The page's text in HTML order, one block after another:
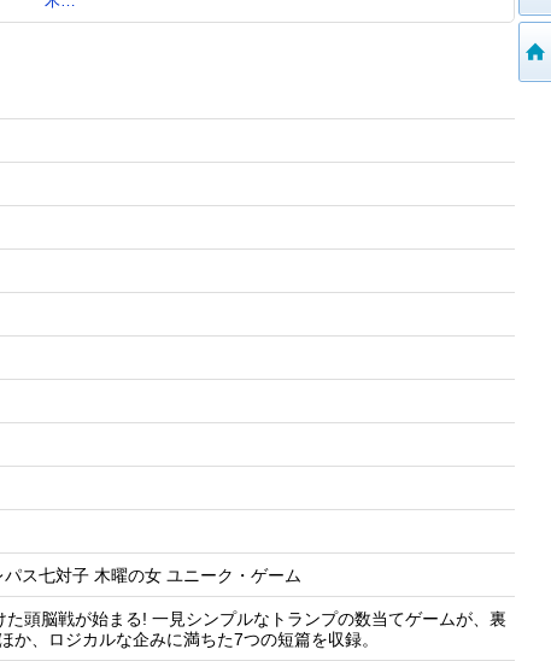
ス七対子 木曜の女 ユニーク・ゲーム
頭脳戦が始まる! 一見シンプルなトランプの数当てゲームが、裏
、ロジカルな企みに満ちた7つの短篇を収録。